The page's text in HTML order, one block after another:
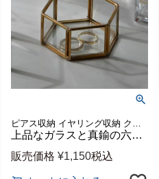
上品なガラスと真鍮の六角形アクセサリーケース Sサイズ 約W7.5×D6.5×H3.5cm [67049]
販売価格 ¥1,150税込